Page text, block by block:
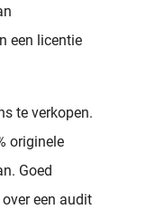
een licentie
te verkopen.
originele
Goed
een audit